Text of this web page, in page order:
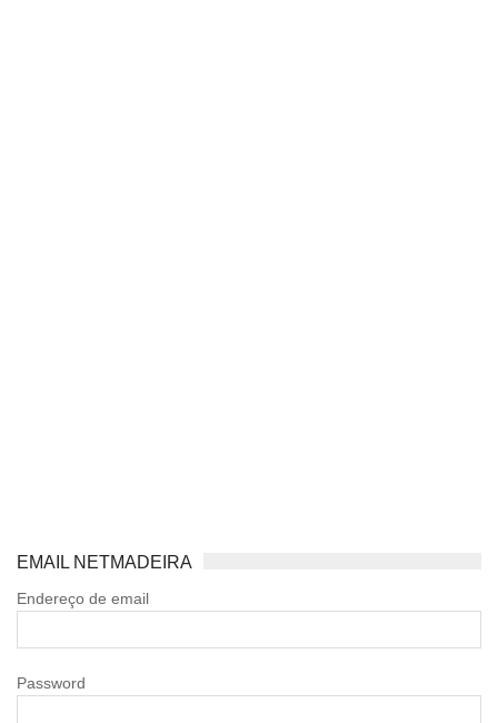
EMAIL NETMADEIRA
Endereço de email
Password